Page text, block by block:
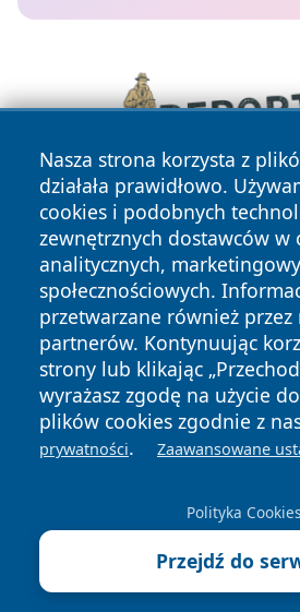
Nasza strona korzysta z
działała prawidłowo.
cookies i podobnych
zewnętrznych dostawców w
analitycznych,
społecznościowych.
przetwarzane również przez
partnerów. Kontynuując
strony lub klikając
wyrażasz zgodę na użycie
plików cookies zgodnie z
prywatności. Zaawansowane
Polityka Cookies
Przejdź do
Copyright © 2026 e-starachowice.pl
zastrzeżone.
News Autorzy
Polityka